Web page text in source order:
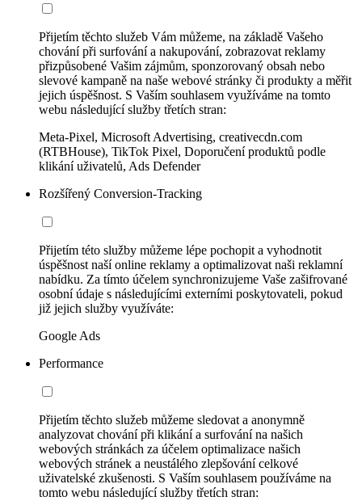
Přijetím těchto služeb Vám můžeme, na základě Vašeho
chování při surfování a nakupování, zobrazovat reklamy
přizpůsobené Vašim zájmům, sponzorovaný obsah nebo
slevové kampaně na naše webové stránky či produkty a měřit
jejich úspěšnost. S Vaším souhlasem využíváme na tomto
webu následující služby třetích stran:
Meta-Pixel, Microsoft Advertising, creativecdn.com
(RTBHouse), TikTok Pixel, Doporučení produktů podle
klikání uživatelů, Ads Defender
Rozšířený Conversion-Tracking
Přijetím této služby můžeme lépe pochopit a vyhodnotit
úspěšnost naší online reklamy a optimalizovat naši reklamní
nabídku. Za tímto účelem synchronizujeme Vaše zašifrované
osobní údaje s následujícími externími poskytovateli, pokud
již jejich služby využíváte:
Google Ads
Performance
Přijetím těchto služeb můžeme sledovat a anonymně
analyzovat chování při klikání a surfování na našich
webových stránkách za účelem optimalizace našich
webových stránek a neustálého zlepšování celkové
uživatelské zkušenosti. S Vaším souhlasem používáme na
tomto webu následující služby třetích stran: